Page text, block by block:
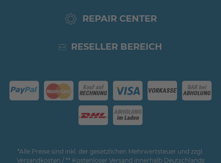
REPAIR CENTER
RESELLER BEREICH
*Alle Preise sind inkl. der gesetzlichen Mehrwertsteuer und zzgl.
Versandkosten / ** Kostenloser Versand innerhalb Deutschlands